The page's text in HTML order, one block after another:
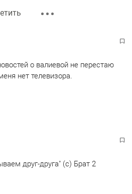
о валиевой не перестаю
нет телевизора.
друг-друга" (с) Брат 2